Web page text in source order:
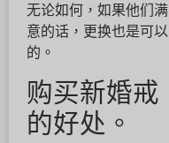
无论如何，如果他们满
意的话，更换也是可以
的。
购买新婚戒
的好处。